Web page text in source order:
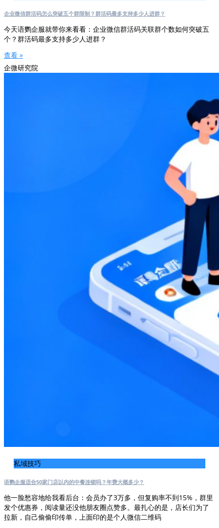
企业微信群活码怎么突破五个群限制？群活码最多支持多少人进群？
今天语鹦企服就带你来看看：企业微信群活码关联群个数如何突破五
个？群活码最多支持多少人进群？
查看 »
企微研究院
私域技巧
语鹦企服适合50家门店以内的中餐连锁吗？年费大概多少？
他一脸愁容地给我看后台：会员办了3万多，但复购率不到15%，群里
发个优惠券，阅读量还没他朋友圈点赞多。最扎心的是，店长们为了
拉新，自己偷偷印传单，上面印的是个人微信二维码